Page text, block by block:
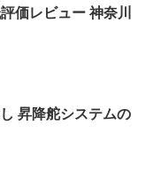
価レビュー 神奈川
昇降舵システムの